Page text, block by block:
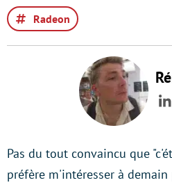
Radeon
Pas du tout convaincu que
préfère m'intéresser à